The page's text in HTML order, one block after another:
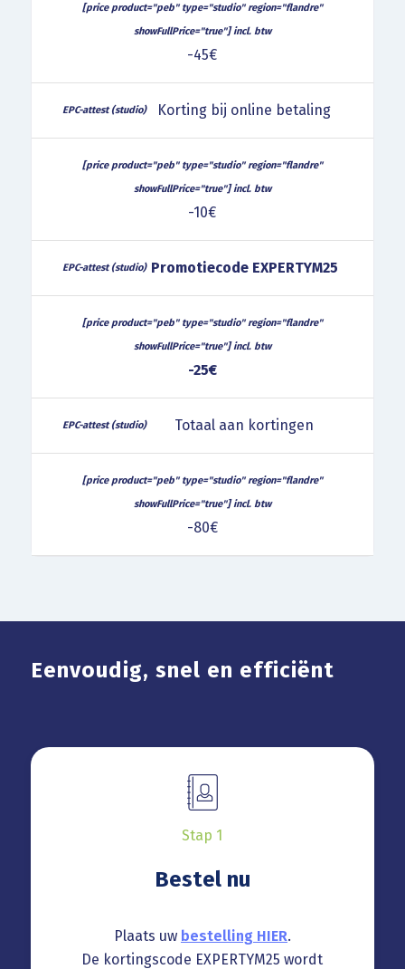
-45€
Korting bij online betaling
-10€
Promotiecode EXPERTYM25
-25€
Totaal aan kortingen
-80€
attest
Eenvoudig, snel en efficiënt
Stap 1
Bestel nu
Plaats uw bestelling HIER.
De kortingscode EXPERTYM25 wordt